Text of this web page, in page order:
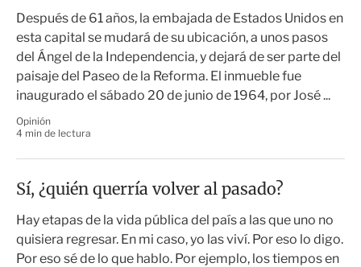
Después de 61 años, la embajada de Estados Unidos en
esta capital se mudará de su ubicación, a unos pasos
del Ángel de la Independencia, y dejará de ser parte del
paisaje del Paseo de la Reforma. El inmueble fue
inaugurado el sábado 20 de junio de 1964, por José ...
Opinión
4 min de lectura
Sí, ¿quién querría volver al pasado?
Hay etapas de la vida pública del país a las que uno no
quisiera regresar. En mi caso, yo las viví. Por eso lo digo.
Por eso sé de lo que hablo. Por ejemplo, los tiempos en